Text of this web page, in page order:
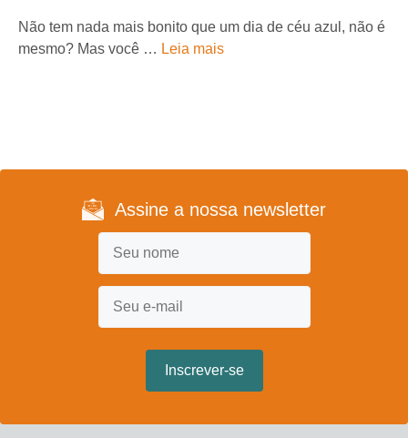
Não tem nada mais bonito que um dia de céu azul, não é
mesmo? Mas você … Leia mais
Assine a nossa newsletter